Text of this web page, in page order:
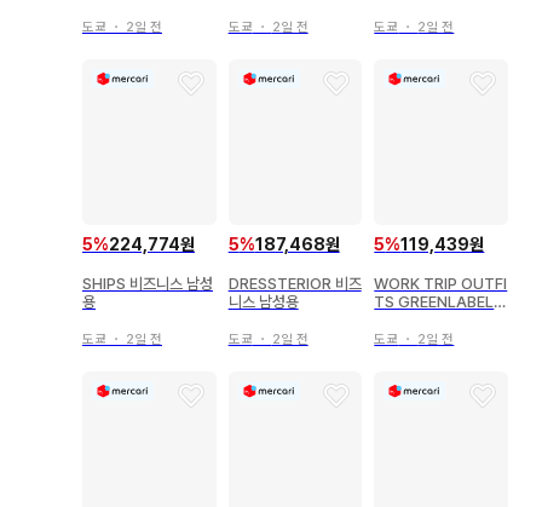
도쿄 ・ 2일 전 도쿄 ・ 2일 전 도쿄 ・ 2일 전
5%224,774원
SHIPS 비즈니스 남성
용
도쿄 ・ 2일 전
5%187,468원
DRESSTERIOR 비즈
니스 남성용
도쿄 ・ 2일 전
5%119,439원
WORK TRIP OUTFI
TS GREENLABELR
남성용
도쿄 ・ 2일 전